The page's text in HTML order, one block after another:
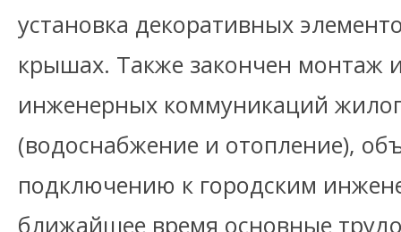
установка декоративных
крышах. Также закончен монтаж
инженерных коммуникаций
(водоснабжение и отопление),
подключению к городским
ближайшее время основные